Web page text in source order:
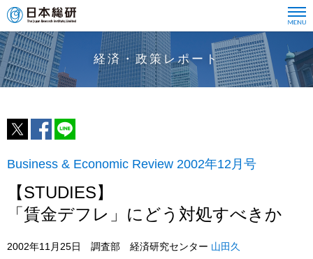
経済・政策レポート
Business & Economic Review 2002年12月号
【STUDIES】
「賃金デフレ」にどう対処すべきか
2002年11月25日 調査部 経済研究センター 山田久